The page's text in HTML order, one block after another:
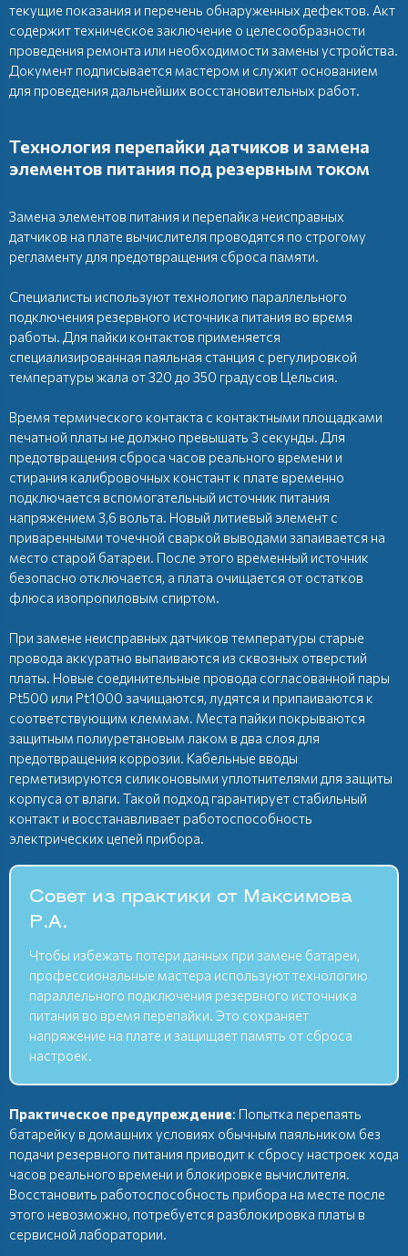
текущие показания и перечень обнаруженных дефектов. Акт
содержит техническое заключение о целесообразности
проведения ремонта или необходимости замены устройства.
Документ подписывается мастером и служит основанием
для проведения дальнейших восстановительных работ.
Технология перепайки датчиков и замена
элементов питания под резервным током
Замена элементов питания и перепайка неисправных
датчиков на плате вычислителя проводятся по строгому
регламенту для предотвращения сброса памяти.
Специалисты используют технологию параллельного
подключения резервного источника питания во время
работы. Для пайки контактов применяется
специализированная паяльная станция с регулировкой
температуры жала от 320 до 350 градусов Цельсия.
Время термического контакта с контактными площадками
печатной платы не должно превышать 3 секунды. Для
предотвращения сброса часов реального времени и
стирания калибровочных констант к плате временно
подключается вспомогательный источник питания
напряжением 3,6 вольта. Новый литиевый элемент с
приваренными точечной сваркой выводами запаивается на
место старой батареи. После этого временный источник
безопасно отключается, а плата очищается от остатков
флюса изопропиловым спиртом.
При замене неисправных датчиков температуры старые
провода аккуратно выпаиваются из сквозных отверстий
платы. Новые соединительные провода согласованной пары
Pt500 или Pt1000 зачищаются, лудятся и припаиваются к
соответствующим клеммам. Места пайки покрываются
защитным полиуретановым лаком в два слоя для
предотвращения коррозии. Кабельные вводы
герметизируются силиконовыми уплотнителями для защиты
корпуса от влаги. Такой подход гарантирует стабильный
контакт и восстанавливает работоспособность
электрических цепей прибора.
Совет из практики от Максимова
Р.А.
Чтобы избежать потери данных при замене батареи,
профессиональные мастера используют технологию
параллельного подключения резервного источника
питания во время перепайки. Это сохраняет
напряжение на плате и защищает память от сброса
настроек.
Практическое предупреждение: Попытка перепаять
батарейку в домашних условиях обычным паяльником без
подачи резервного питания приводит к сбросу настроек хода
часов реального времени и блокировке вычислителя.
Восстановить работоспособность прибора на месте после
этого невозможно, потребуется разблокировка платы в
сервисной лаборатории.